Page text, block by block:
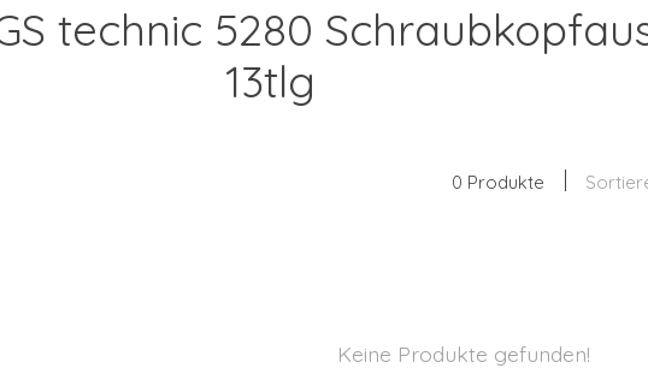
technic 5280
13tlg
0 Produkte
Keine Produkte gefunden!